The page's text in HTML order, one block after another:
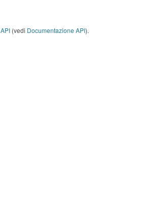
API (vedi Documentazione API).